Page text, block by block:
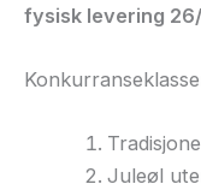
fysisk levering
Juleøl